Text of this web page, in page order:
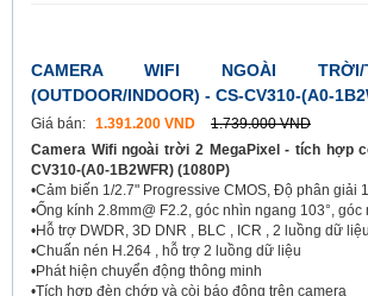
CAMERA WIFI NGOÀI TRỜI/
(OUTDOOR/INDOOR) - CS-CV310-(A0-
Giá bán: 1.391.200 VND
1.739.000 VND
Camera Wifi ngoài trời 2 MegaPixel - tích hợp
CV310-(A0-1B2WFR) (1080P)
•Cảm biến 1/2.7" Progressive CMOS, Độ phân giải
•Ống kính 2.8mm@ F2.2, góc nhìn ngang 103°, góc
•Hỗ trợ DWDR, 3D DNR , BLC , ICR , 2 luồng dữ
•Chuấn nén H.264 , hỗ trợ 2 luồng dữ liệu
•Phát hiện chuyển động thông minh
•Tích hợp đèn chớp và còi báo động trên camera